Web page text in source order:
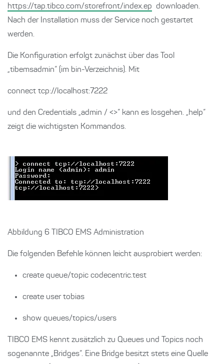
https://tap.tibco.com/storefront/index.ep downloaden.
Nach der Installation muss der Service noch gestartet
werden.
Die Konfiguration erfolgt zunächst über das Tool
„tibemsadmin“ (im bin-Verzeichnis). Mit
connect tcp://localhost:7222
und den Credentials „admin / <>“ kann es losgehen. „help“
zeigt die wichtigsten Kommandos.
Abbildung 6 TIBCO EMS Administration
Die folgenden Befehle können leicht ausprobiert werden:
create queue/topic codecentric.test
create user tobias
show queues/topics/users
TIBCO EMS kennt zusätzlich zu Queues und Topics noch
sogenannte „Bridges“. Eine Bridge besitzt stets eine Quelle